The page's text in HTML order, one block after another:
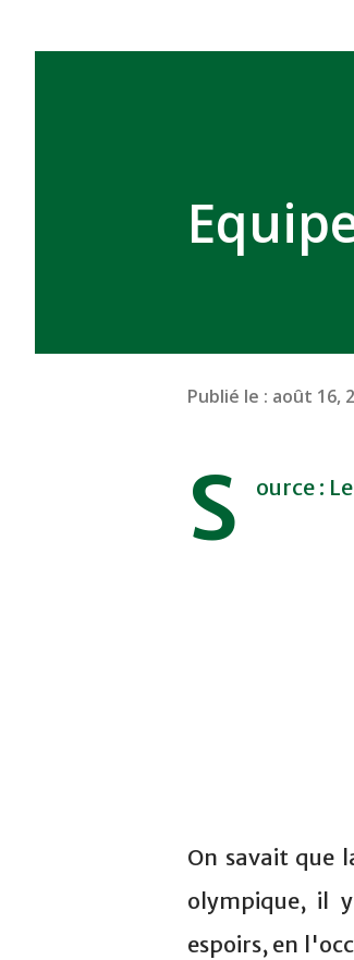
Publié le : août 16,
S ource :
On savait que
olympique, il
espoirs, en